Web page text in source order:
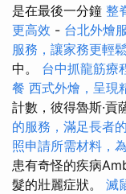
是在最後一分鐘 整
更高效 - 台北外燴
服務，讓家務更輕鬆
中。 台中抓龍筋療
餐 西式外燴，呈現
計數，彼得魯斯·貢
的服務，滿足長者
照申請所需材料，
患有奇怪的疾病
髮的壯麗症狀。 滅